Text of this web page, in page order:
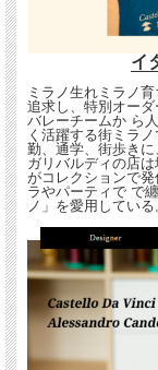
イ
ミラノ生れミラノ
追求し、特別オー
バレーチームか ら
く活躍する街ミラ
勤、通学、街歩きに
ガリバルディの店
がコレクションで
ラやパーティで で
ノ」を愛用している